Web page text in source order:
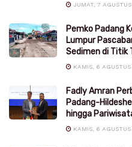
JUMAT, 7
Pemko Padang
Lumpur
Sedimen di Titik
KAMIS, 6
Fadly Amran
Padang-
hingga
KAMIS, 6